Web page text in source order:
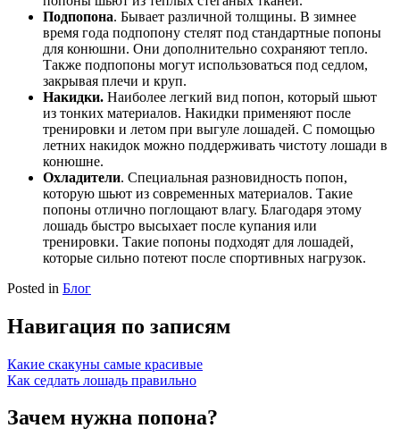
Подпопона. Бывает различной толщины. В зимнее
время года подпопону стелят под стандартные попоны
для конюшни. Они дополнительно сохраняют тепло.
Также подпопоны могут использоваться под седлом,
закрывая плечи и круп.
Накидки. Наиболее легкий вид попон, который шьют
из тонких материалов. Накидки применяют после
тренировки и летом при выгуле лошадей. С помощью
летних накидок можно поддерживать чистоту лошади в
конюшне.
Охладители. Специальная разновидность попон,
которую шьют из современных материалов. Такие
попоны отлично поглощают влагу. Благодаря этому
лошадь быстро высыхает после купания или
тренировки. Такие попоны подходят для лошадей,
которые сильно потеют после спортивных нагрузок.
Posted in Блог
Навигация по записям
Какие скакуны самые красивые
Как седлать лошадь правильно
Зачем нужна попона?